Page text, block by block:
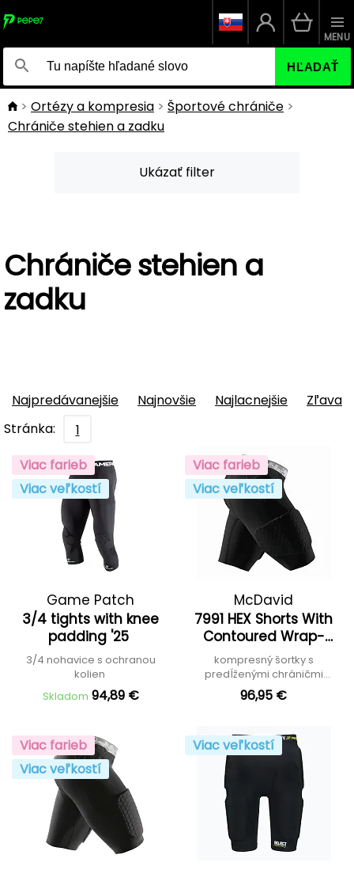
HĽADAŤ
MENU
Ortézy a kompresia
Športové chrániče
Chrániče stehien a zadku
Ukázať filter
Chrániče stehien a
zadku
Najpredávanejšie Najnovšie Najlacnejšie
Zľava
Stránka:
1
Viac farieb
Viac veľkostí
Game Patch
3/4 tights with knee
padding '25
3/4 nohavice s ochranou
kolien
Skladom 94,89 €
Viac farieb
Viac veľkostí
McDavid
7991 HEX Shorts With
Contoured Wrap-
around Thigh
kompresný šortky s
predĺženými chráničmi
stehien
96,95 €
Viac farieb
Viac veľkostí
Viac veľkostí